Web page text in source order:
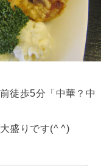
徒歩5分「中華？中
盛りです(^ ^)